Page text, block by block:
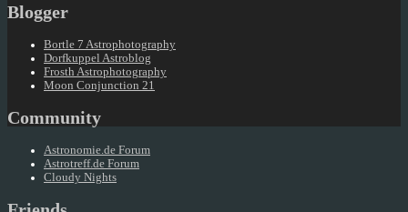
Blogger
Bortle 7 Astrophotography
Dorfkuppel Astroblog
Frosth Astrophotography
Moon Conjunction 21
Community
Astronomie.de Forum
Astrotreff.de Forum
Cloudy Nights